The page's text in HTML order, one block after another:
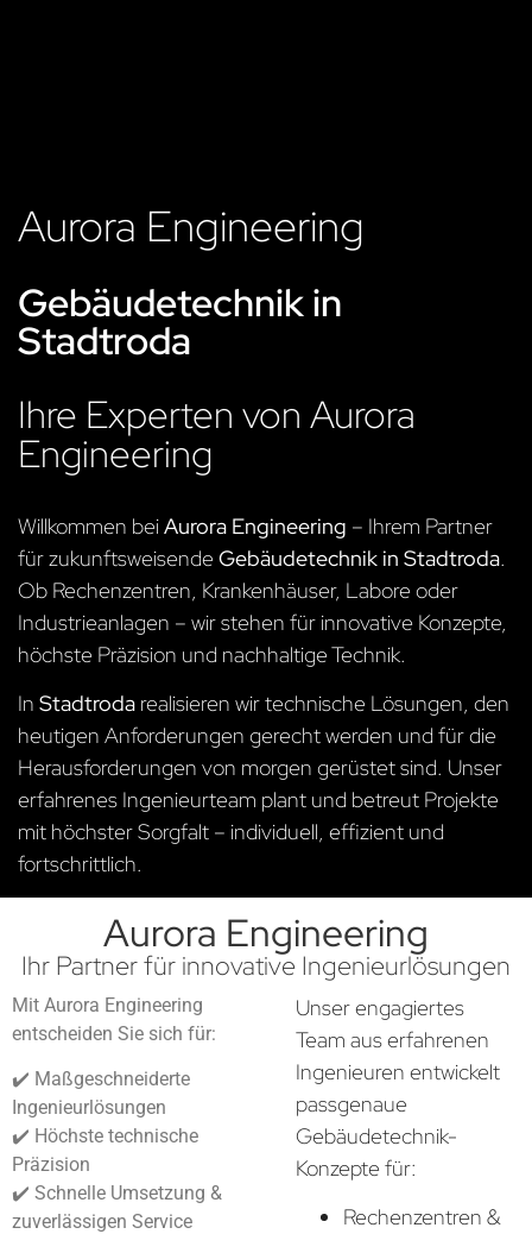
Aurora Engineering
Gebäudetechnik in
Stadtroda
Ihre Experten von Aurora
Engineering
Willkommen beiAurora Engineering – Ihrem Partner
für zukunftsweisendeGebäudetechnik in Stadtroda.
Ob Rechenzentren, Krankenhäuser, Labore oder
Industrieanlagen – wir stehen für innovative Konzepte,
höchste Präzision und nachhaltige Technik.
In Stadtroda realisieren wir technische Lösungen, den
heutigen Anforderungen gerecht werden und für die
Herausforderungen von morgen gerüstet sind. Unser
erfahrenes Ingenieurteam plant und betreut Projekte
mit höchster Sorgfalt – individuell, effizient und
fortschrittlich.
Aurora Engineering
Ihr Partner für innovative Ingenieurlösungen
Mit Aurora Engineering
entscheiden Sie sich für:
✔️ Maßgeschneiderte
Ingenieurlösungen
✔️ Höchste technische
Präzision
✔️ Schnelle Umsetzung &
zuverlässigen Service
Unser engagiertes
Team aus erfahrenen
Ingenieuren entwickelt
passgenaue
Gebäudetechnik-
Konzepte für:
Rechenzentren &